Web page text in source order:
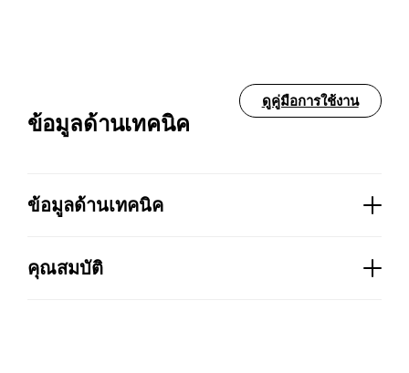
ข้อมูลด้านเทคนิค
ดูคู่มือการใช้งาน
ข้อมูลด้านเทคนิค
พลังงาน:1,7 l
คุณสมบัติ